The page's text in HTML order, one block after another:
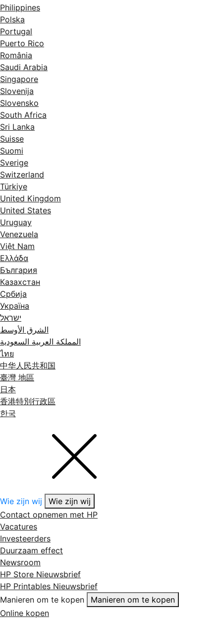
Philippines
Polska
Portugal
Puerto Rico
România
Saudi Arabia
Singapore
Slovenija
Slovensko
South Africa
Sri Lanka
Suisse
Suomi
Sverige
Switzerland
Türkiye
United Kingdom
United States
Uruguay
Venezuela
Việt Nam
Ελλάδα
България
Казахстан
Србија
Україна
ישראל
الشرق الأوسط
المملكة العربية السعودية
ไทย
中华人民共和国
臺灣 地區
日本
香港特別行政區
한국
Wie zijn wij
Wie zijn wij
Contact opnemen met HP
Vacatures
Investeerders
Duurzaam effect
Newsroom
HP Store Nieuwsbrief
HP Printables Nieuwsbrief
Manieren om te kopen
Manieren om te kopen
Online kopen